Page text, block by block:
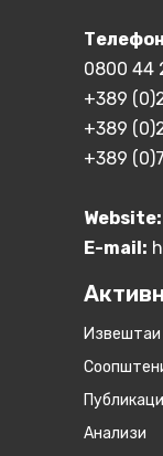
0800 44
+389
+389
+389
Website:
E-mail:
Извештаи
Анализи